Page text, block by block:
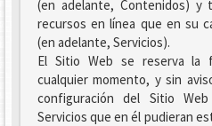
(en adelante, Contenidos) y
recursos en línea que en su
(en adelante, Servicios).
El Sitio Web se reserva la
cualquier momento, y sin
configuración del Sitio
Servicios que en él pudieran